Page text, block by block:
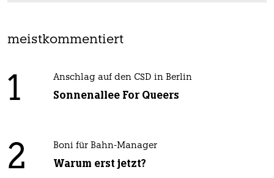
meistkommentiert
1 Anschlag auf den CSD in Berlin
Sonnenallee For Queers
2 Boni für Bahn-Manager
Warum erst jetzt?